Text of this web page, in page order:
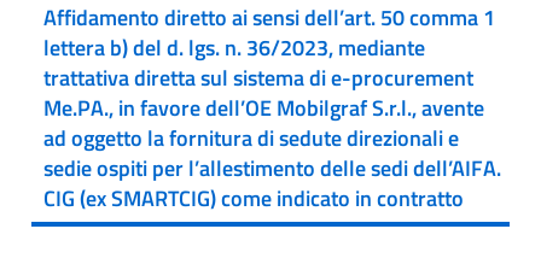
Affidamento diretto ai sensi dell’art. 50 comma 1
lettera b) del d. lgs. n. 36/2023, mediante
trattativa diretta sul sistema di e-procurement
Me.PA., in favore dell’OE Mobilgraf S.r.l., avente
ad oggetto la fornitura di sedute direzionali e
sedie ospiti per l’allestimento delle sedi dell’AIFA.
CIG (ex SMARTCIG) come indicato in contratto